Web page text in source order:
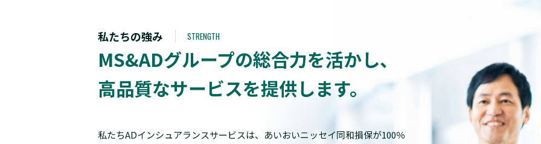
私たちの強み STRENGTH
MS&ADグループの総合力を活かし、
高品質なサービスを提供します。
私たちADインシュアランスサービスは、あいおいニッセイ同和損保が100％